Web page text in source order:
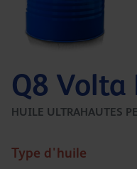
Q8 Volta
HUILE ULTRAHAUTES
Type d'huile